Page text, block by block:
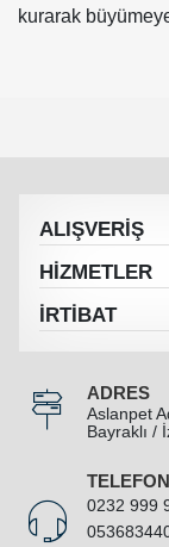
kurarak
ALIŞVERİŞ
HİZMETLER
İRTİBAT
ADRES
Aslanpet
Bayraklı /
TELEFON
0232 999